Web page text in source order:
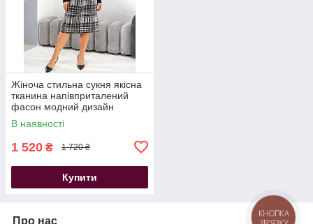
Жіноча стильна сукня якісна
тканина напівприталений
фасон модний дизайн
В наявності
1 520 ₴ 1 720 ₴
Купити
Про нас
КНОПКА